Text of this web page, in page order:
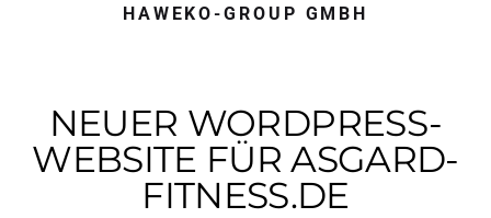
HAWEKO-GROUP GMBH
NEUER WORDPRESS-
WEBSITE FÜR ASGARD-
FITNESS.DE